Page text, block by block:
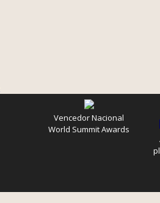
Vencedor Nacional
World Summit Awards